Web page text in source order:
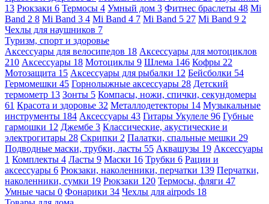
13 Рюкзаки 6 Термосы 4 Умный дом 3 Фитнес браслеты 48 Mi
Band 2 8 Mi Band 3 4 Mi Band 4 7 Mi Band 5 27 Mi Band 9 2
Чехлы для наушников 7
Туризм, спорт и здоровье
Аксессуары для велосипедов 18 Аксессуары для мотоциклов
210 Аксессуары 18 Мотоциклы 9 Шлема 146 Кофры 22
Мотозащита 15 Аксессуары для рыбалки 12 Бейсболки 54
Гермомешки 45 Горнолыжные аксессуары 28 Детский
термометр 13 Зонты 5 Компасы, ножи, спички, секундомеры
61 Красота и здоровье 32 Металлодетекторы 14 Музыкальные
инструменты 184 Аксессуары 43 Гитары Укулеле 96 Губные
гармошки 12 Джембе 3 Классические, акустические и
электрогитары 28 Скрипки 2 Палатки, спальные мешки 29
Подводные маски, трубки, ласты 55 Аквашузы 19 Аксессуары
1 Комплекты 4 Ласты 9 Маски 16 Трубки 6 Рации и
аксессуары 6 Рюкзаки, наколенники, перчатки 139 Перчатки,
наколенники, сумки 19 Рюкзаки 120 Термосы, фляги 47
Умные часы 0 Фонарики 34 Чехлы для airpods 18